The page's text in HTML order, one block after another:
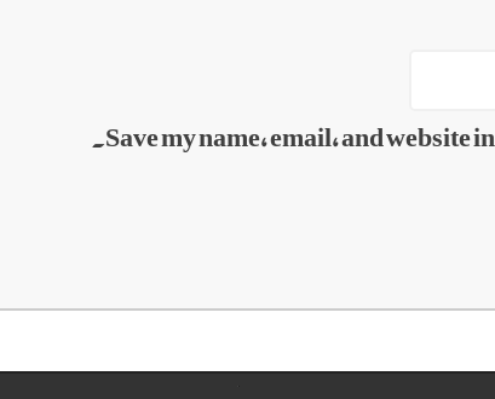
Save my name, email, and website